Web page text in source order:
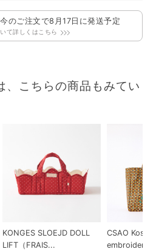
のご注文で8月17日 に発送予定
て詳しくはこちら
、こちらの商品もみてい
KONGES SLOEJD DOLL
LIFT（FRAIS...
CSAO
embroidered